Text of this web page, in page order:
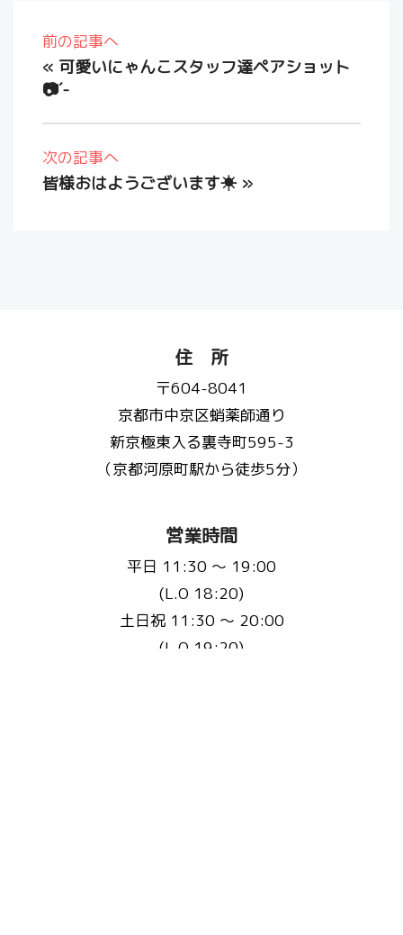
前の記事へ
« 可愛いにゃんこスタッフ達ペアショット
📷´-
次の記事へ
皆様おはようございます☀»
住 所
〒604-8041
京都市中京区蛸薬師通り
新京極東入る裏寺町595-3
（京都河原町駅から徒歩5分）
営業時間
平日 11:30 〜 19:00
(L.O 18:20)
土日祝 11:30 〜 20:00
(L.O 19:20)